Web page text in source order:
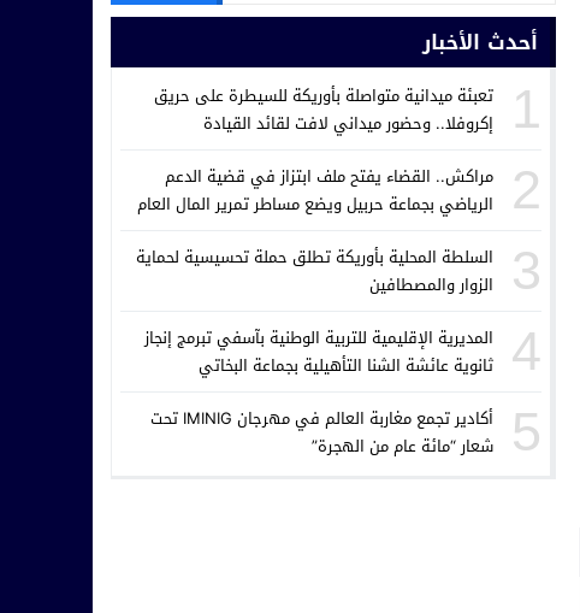
أحدث الأخبار
1
تعبئة ميدانية متواصلة بأوريكة للسيطرة على حريق
إكروفلا.. وحضور ميداني لافت لقائد القيادة
2
مراكش.. القضاء يفتح ملف ابتزاز في قضية الدعم
الرياضي بجماعة حربيل ويضع مساطر تمرير المال العام
3
السلطة المحلية بأوريكة تطلق حملة تحسيسية لحماية
الزوار والمصطافين
4
المديرية الإقليمية للتربية الوطنية بآسفي تبرمج إنجاز
ثانوية عائشة الشنا التأهيلية بجماعة البخاتي
5
أكادير تجمع مغاربة العالم في مهرجان IMINIG تحت
شعار “مائة عام من الهجرة”